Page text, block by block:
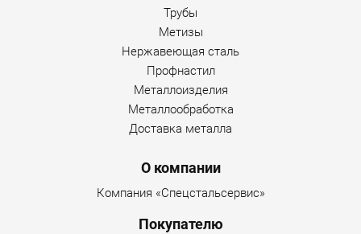
Трубы
Метизы
Нержавеющая сталь
Профнастил
Металлоизделия
Металлообработка
Доставка металла
О компании
Компания «Спецстальсервис»
Покупателю